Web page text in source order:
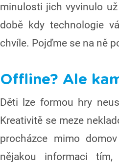
minulosti jich vyvinulo
době kdy technologie
chvíle. Pojďme se na ně
Offline? Ale
Děti lze formou hry
Kreativitě se meze
procházce mimo
nějakou informaci